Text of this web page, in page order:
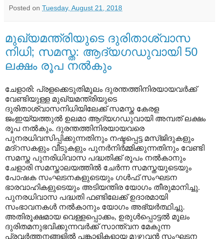
Posted on Tuesday, August 21, 2018
മുഖ്യമന്ത്രിയുടെ ദുരിതാശ്വാസ
നിധി; സമസ്ത: ആദ്യഗഡുവായി 50
ലക്ഷം രൂപ നല്‍കും
ചേളാരി: പ്രളക്കെടുതിമൂലം ദുരന്തത്തിനിരയായവര്‍ക്ക്
വേണ്ടിയുള്ള മുഖ്യമന്ത്രിയുടെ
ദുരിതാശ്വാസനിധിയിലേക്ക് സമസ്ത കേരള
ജംഇയ്യത്തുല്‍ ഉലമാ ആദ്യഗഡുവായി അമ്പത് ലക്ഷം
രൂപ നല്‍കും. ദുരന്തത്തിനിരയായവരെ
പുനരധിവസിപ്പിക്കുന്നതിനും നഷ്ടപ്പെട്ട മസ്ജിദുകളും
മദ്‌റസകളും വീടുകളും പുനര്‍നിര്‍മ്മിക്കുന്നതിനും വേണ്ടി
സമസ്ത പുനരിധിവാസ പദ്ധതിക്ക് രൂപം നല്‍കാനും
ചേളാരി സമസ്താലയത്തില്‍ ചേര്‍ന്ന സമസ്തയുടെയും
പോഷക സംഘടനകളുടെയും ഗള്‍ഫ് സംഘടന
ഭാരവാഹികളുടെയും അടിയന്തിര യോഗം തീരുമാനിച്ചു.
പുനരധിവാസ പദ്ധതി ഫണ്ടിലേക്ക് ഉദാരമായി
സംഭാവനകള്‍ നല്‍കാനും യോഗം അഭ്യര്‍ത്ഥിച്ചു.
അതിരൂക്ഷമായ വെള്ളപ്പൊക്കം, ഉരുള്‍പ്പൊട്ടല്‍ മൂലം
ദുരിതമനുഭവിക്കുന്നവര്‍ക്ക് സാന്ത്വന മേകുന്ന
പ്രവര്‍ത്തനങ്ങളില്‍ പങ്കാളികളായ മുഴുവന്‍ സംഘടന